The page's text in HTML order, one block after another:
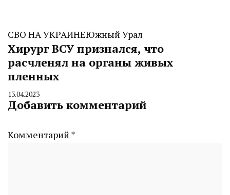
СВО НА УКРАИНЕЮжный Урал
Хирург ВСУ признался, что
расчленял на органы живых
пленных
By
CHELINDUSTRY
13.04.2023
Добавить комментарий
Комментарий *